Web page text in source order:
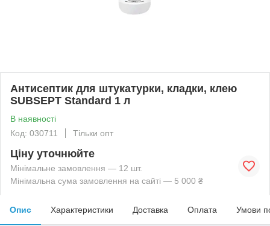
Антисептик для штукатурки, кладки, клею
SUBSEPT Standard 1 л
В наявності
Код: 030711
Тільки опт
Ціну уточнюйте
Мінімальне замовлення — 12 шт.
Мінімальна сума замовлення на сайті — 5 000 ₴
Опис Характеристики Доставка Оплата Умови